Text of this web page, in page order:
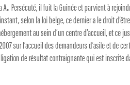
A.. Persécuté, il fuit la Guinée et parvient à
selon la loi belge, ce dernier a le droit
au sein d’un centre d’accueil, et ce
sur l’accueil des demandeurs d’asile et de
de résultat contraignante qui est